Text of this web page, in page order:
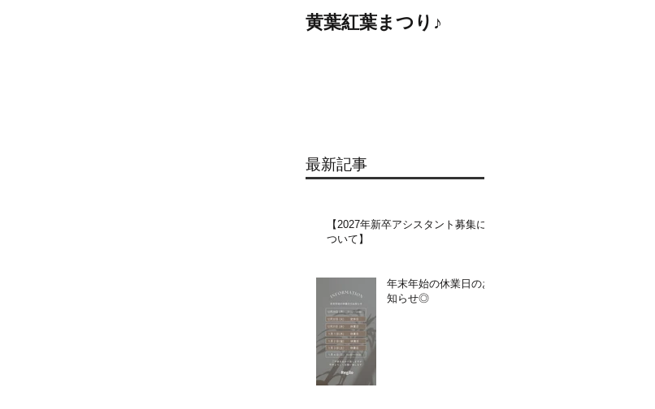
黄葉紅葉まつり♪
最新記事
【2027年新卒アシスタント募集に
ついて】​​
年末年始の休業日のお
知らせ◎